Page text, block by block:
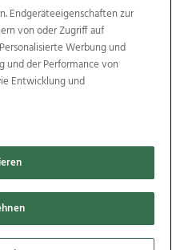
Wimmer
Ischler Woche
OÖN Immobilien
Promenaden Galerien
GmbH & Co KG
11x11.net
bearbeiten
Endgeräteeigenschaften zur
von oder Zugriff auf
Werbung und
und der Performance von
Entwicklung und